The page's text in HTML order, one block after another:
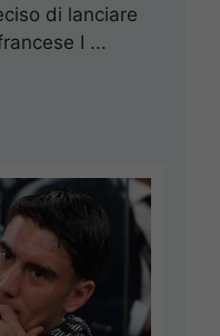
di lanciare
I ...